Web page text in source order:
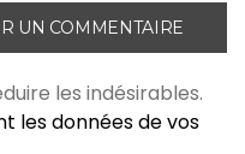
les indésirables.
les données de vos